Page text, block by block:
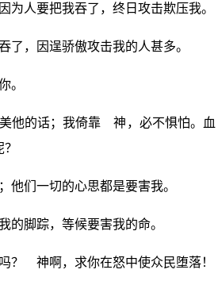
为人要把我吞了，终日攻击欺压我。
了，因逞骄傲攻击我的人甚多。
。
他的话；我倚靠 神，必不惧怕。血
他们一切的心思都是要害我。
的脚踪，等候要害我的命。
？ 神啊，求你在怒中使众民堕落！